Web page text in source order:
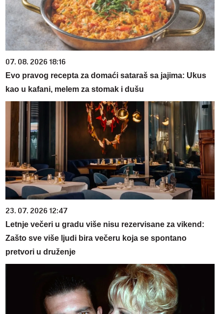
07. 08. 2026 18:16
Evo pravog recepta za domaći sataraš sa jajima: Ukus
kao u kafani, melem za stomak i dušu
23. 07. 2026 12:47
Letnje večeri u gradu više nisu rezervisane za vikend:
Zašto sve više ljudi bira večeru koja se spontano
pretvori u druženje